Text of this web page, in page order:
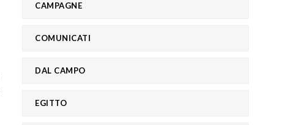
CAMPAGNE
COMUNICATI
DAL CAMPO
EGITTO